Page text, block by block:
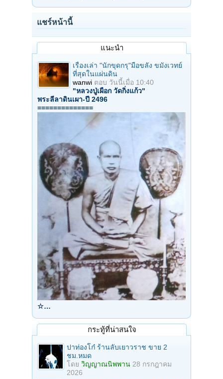
แชร์หน้านี้
แนะนำ
เรื่องเล่า "นักขุดกรุ"มือขลัง ขมังเวทย์
ที่สุดในแผ่นดิน
wanwi ตอบ วันนี้เมื่อ 10:40
"หลวงปู่เผือก วัดกิ่งแก้ว"
พระลีลาดินเผา-ปี 2496
==============
☆…
กระทู้ที่น่าสนใจ
ปาท่องโก๋ ร้านลับเยาวราช ขาย 2
ชม.หมด
โดย วิญญาณนิพพาน 28 กรกฎาคม
2026